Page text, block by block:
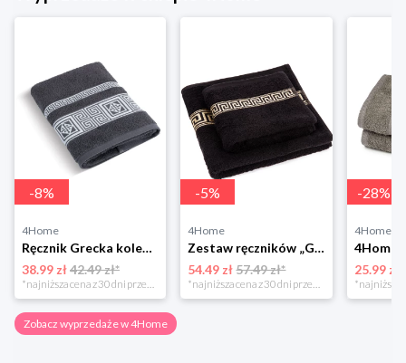
-8%
4Home
Ręcznik Grecka kolekcja ciemnoszary, 50 x 100 cm, 50 x 100 cm Bellatex
38.99 zł42.49 zł*
*najniższa cena z 30 dni przed obniżką
-5%
4Home
Zestaw ręczników „Greek” czarny, 50 x 90 cm, 70 x 130 cm 4-Home
54.49 zł 57.49 zł*
*najniższa cena z 30 dni przed obniżką
-28%
4Home
25.99 zł
Zobacz wyprzedaże w 4Home